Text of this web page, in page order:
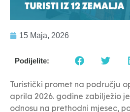
15 Maja, 2026
Podijelite:
Turistički promet na području
aprila 2026. godine zabilježio
odnosu na prethodni mjesec,